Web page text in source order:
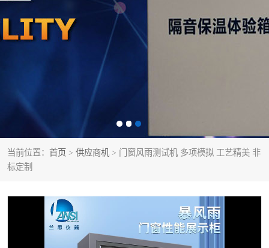
当前位置： 首页 > 供应商机 > 门窗风雨测试机 多项模拟 工艺精美 非
标定制